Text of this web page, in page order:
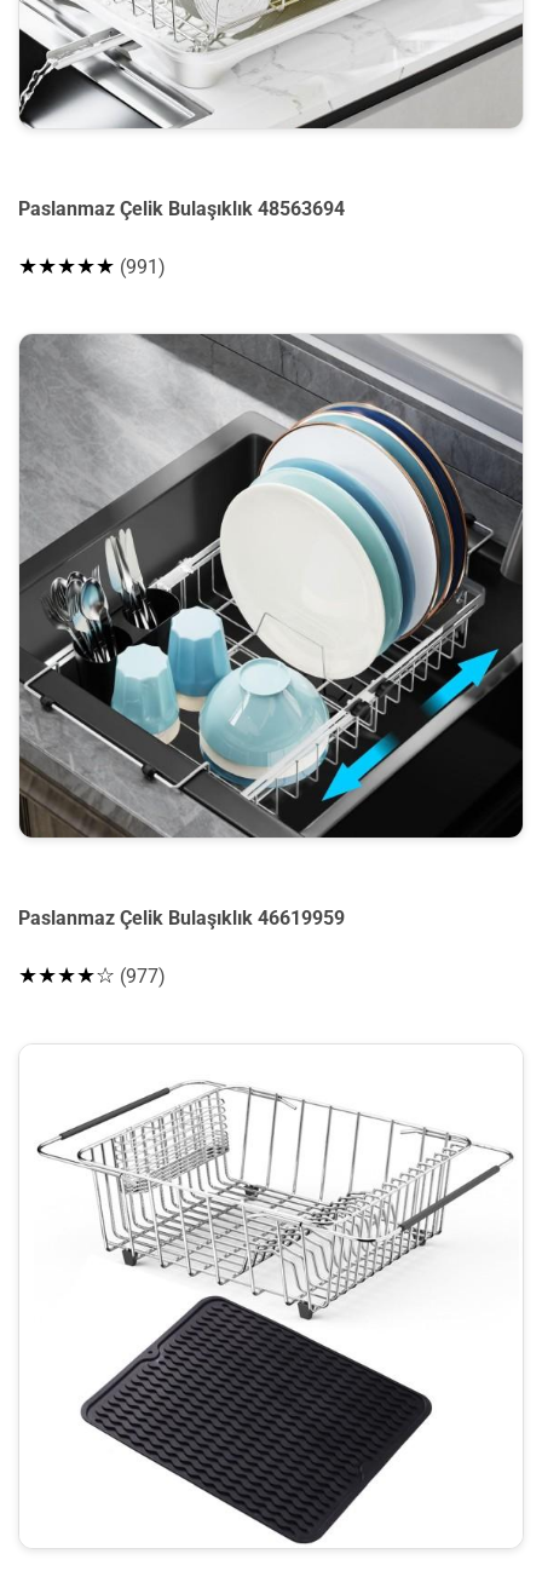
Paslanmaz Çelik Bulaşıklık 48563694
★★★★★ (991)
Paslanmaz Çelik Bulaşıklık 46619959
★★★★☆ (977)